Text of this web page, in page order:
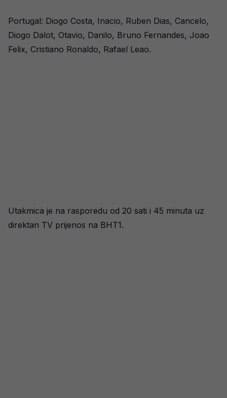
Portugal: Diogo Costa, Inacio, Ruben Dias, Cancelo,
Diogo Dalot, Otavio, Danilo, Bruno Fernandes, Joao
Felix, Cristiano Ronaldo, Rafael Leao.
Utakmica je na rasporedu od 20 sati i 45 minuta uz
direktan TV prijenos na BHT1.